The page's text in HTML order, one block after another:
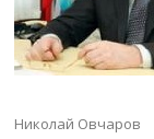
Николай Овчаров